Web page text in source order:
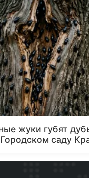
жуки губят
саду